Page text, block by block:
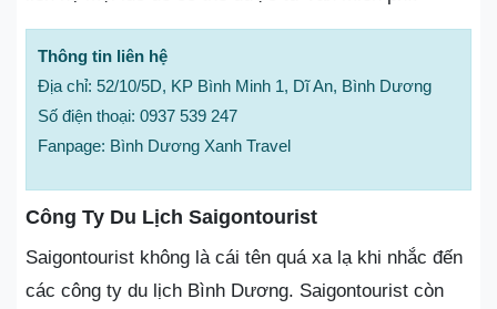
Thông tin liên hệ
Địa chỉ: 52/10/5D, KP Bình Minh 1, Dĩ An, Bình Dương
Số điện thoại: 0937 539 247
Fanpage: Bình Dương Xanh Travel
Công Ty Du Lịch Saigontourist
Saigontourist không là cái tên quá xa lạ khi nhắc đến
các công ty du lịch Bình Dương. Saigontourist còn